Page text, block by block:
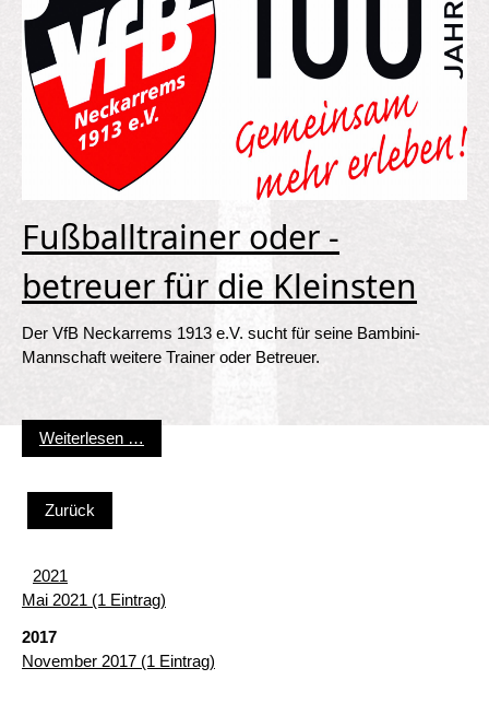
Fußballtrainer oder -
betreuer für die Kleinsten
Der VfB Neckarrems 1913 e.V. sucht für seine Bambini-
Mannschaft weitere Trainer oder Betreuer.
Weiterlesen …
Zurück
2021
Mai 2021 (1 Eintrag)
2017
November 2017 (1 Eintrag)